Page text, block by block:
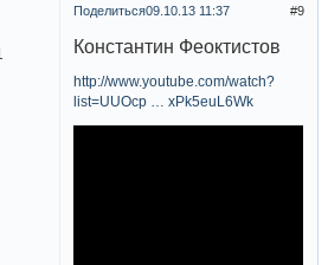
Поделиться 9
09.10.13 11:37
Константин Феоктистов
http://www.youtube.com/watch?
list=UUOcp … xPk5euL6Wk